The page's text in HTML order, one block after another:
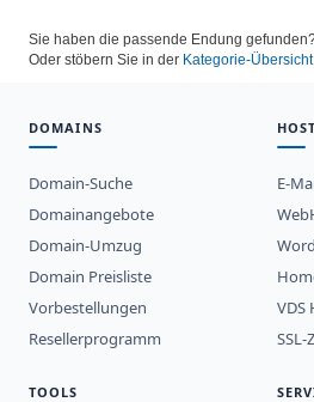
Sie haben die passende Endung
Oder stöbern Sie in der Kategorie-Übersicht
DOMAINS
Domain-Suche
Domainangebote
Domain-Umzug
Domain Preisliste
Vorbestellungen
Resellerprogramm
E-
VDS
TOOLS